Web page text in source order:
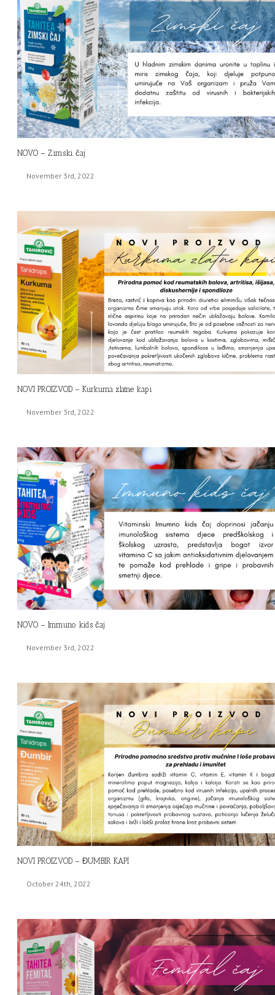
NOVO – Zimski čaj
November 3rd, 2022
NOVI PROIZVOD – Kurkuma zlatne kapi
November 3rd, 2022
NOVO – Immuno kids čaj
November 3rd, 2022
NOVI PROIZVOD – ĐUMBIR KAPI
October 24th, 2022